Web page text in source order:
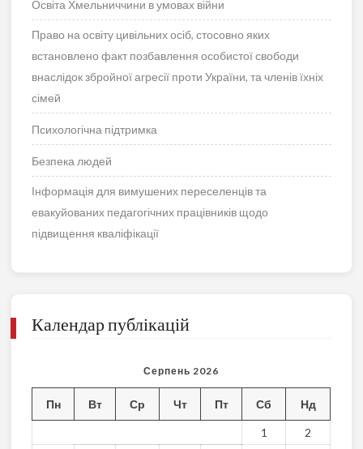
Освіта Хмельниччини в умовах війни
Право на освіту цивільних осіб, стосовно яких
встановлено факт позбавлення особистої свободи
внаслідок збройної агресії проти України, та членів їхніх
сімей
Психологічна підтримка
Безпека людей
Інформація для вимушених переселенців та
евакуйованих педагогічних працівників щодо
підвищення кваліфікації
Календар публікацій
Серпень 2026
Пн Вт Ср Чт Пт Сб Нд
1
2